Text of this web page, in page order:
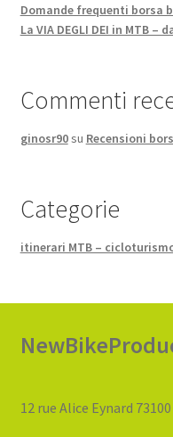
Domande frequenti borsa
La VIA DEGLI DEI in MTB –
Commenti
ginosr90su Recensioni
Categorie
itinerari MTB –
12 rue Alice Eynard